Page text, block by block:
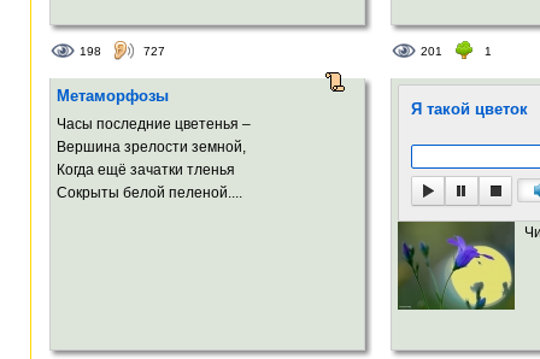
198 727 201 1
Метаморфозы
Часы последние цветенья –
Вершина зрелости земной,
Когда ещё зачатки тленья
Сокрыты белой пеленой....
Я такой цветок